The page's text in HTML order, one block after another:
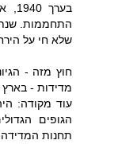
שלא חי על
חוץ מזה -
מדידות - בארץ -
עוד מקודה:
תחנות המדידה.